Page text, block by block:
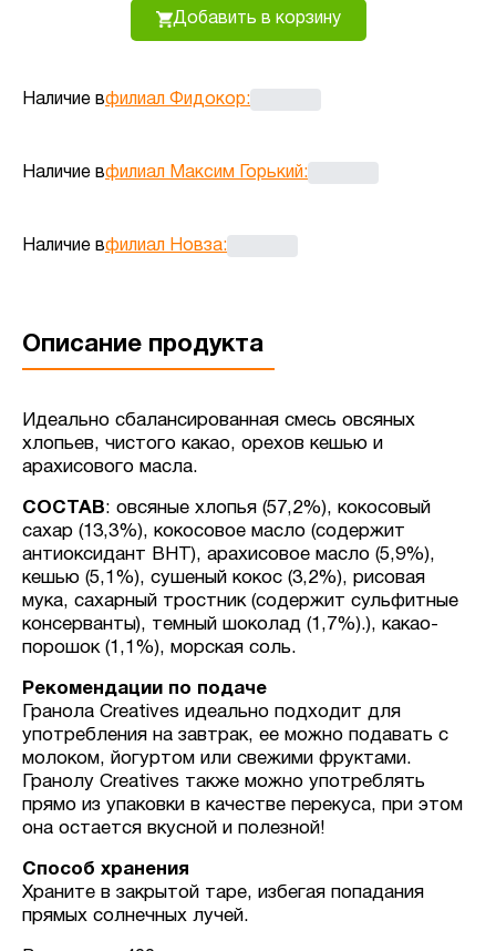
Добавить в корзину
Наличие вфилиал Фидокор:
Наличие вфилиал Максим Горький:
Наличие вфилиал Новза:
Описание продукта
Идеально сбалансированная смесь овсяных
хлопьев, чистого какао, орехов кешью и
арахисового масла.
СОСТАВ: овсяные хлопья (57,2%), кокосовый
сахар (13,3%), кокосовое масло (содержит
антиоксидант BHT), арахисовое масло (5,9%),
кешью (5,1%), сушеный кокос (3,2%), рисовая
мука, сахарный тростник (содержит сульфитные
консерванты), темный шоколад (1,7%).), какао-
порошок (1,1%), морская соль.
Рекомендации по подаче
Гранола Creatives идеально подходит для
употребления на завтрак, ее можно подавать с
молоком, йогуртом или свежими фруктами.
Гранолу Creatives также можно употреблять
прямо из упаковки в качестве перекуса, при этом
она остается вкусной и полезной!
Способ хранения
Храните в закрытой таре, избегая попадания
прямых солнечных лучей.